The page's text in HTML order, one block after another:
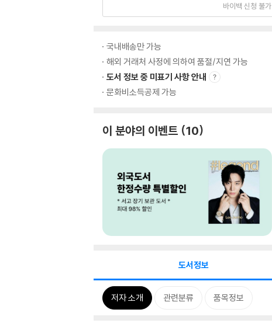
바이백 신청 불가
국내배송만 가능
해외 거래처 사정에 의하여 품절/지연 가능
도서 정보 중 미표기 사항 안내
문화비소득공제 가능
이 분야의 이벤트 10
도서정보
저자 소개 관련분류 품목정보